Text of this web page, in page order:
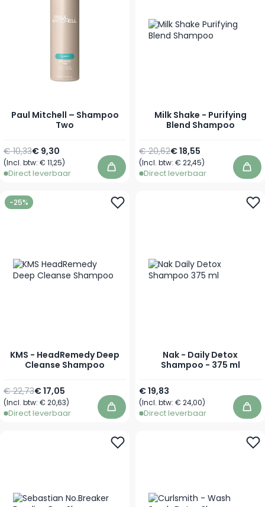
Paul Mitchell – Shampoo
Two
Vanaf
€ 9,30
Normale prijs
€ 10,33
(Incl. btw: € 11,25)
Direct leverbaar In winkelwagen
Milk Shake - Purifying
Blend Shampoo
Vanaf
€ 18,55
Normale prijs
€ 20,62
(Incl. btw: € 22,45)
Direct leverbaar In
-25%
KMS - HeadRemedy Deep
Cleanse Shampoo
Vanaf
€ 17,05
Normale prijs
€ 22,73
(Incl. btw: € 20,63)
Direct leverbaar In winkelwagen
Nak - Daily Detox
Shampoo - 375 ml
€ 19,83
(Incl. btw: € 24,00)
Direct leverbaar In